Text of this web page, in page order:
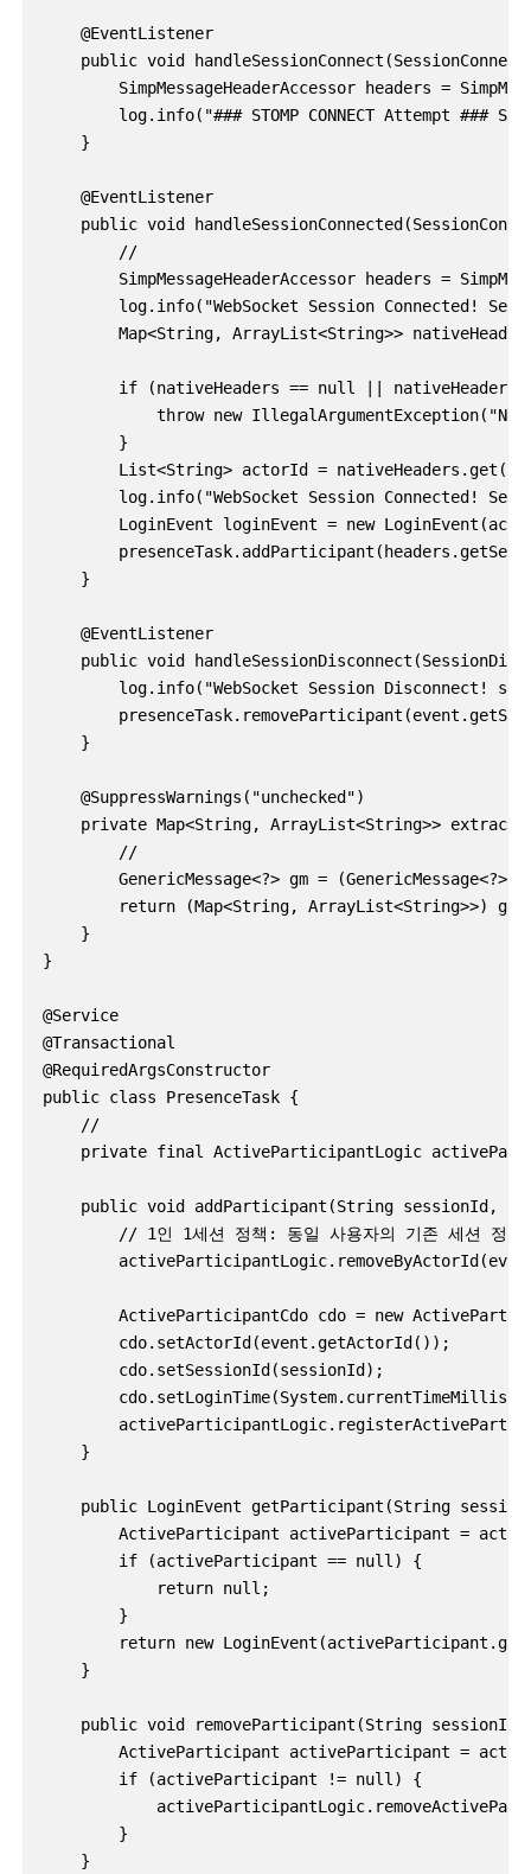
    @EventListener
public void
SimpMessageHeaderAccessor headers =
log.info("### STOMP CONNECT Attempt ###
    }
    @EventListener
public void
        //
SimpMessageHeaderAccessor headers =
log.info("WebSocket Session Connected!
Map<String, ArrayList<String>>
if (nativeHeaders == null ||
throw new
        }
List<String> actorId =
log.info("WebSocket Session Connected!
LoginEvent loginEvent = new
    }
    @EventListener
public void
log.info("WebSocket Session Disconnect!
    }
    @SuppressWarnings("unchecked")
private Map<String, ArrayList<String>>
        //
GenericMessage<?> gm =
return (Map<String, ArrayList<String>>)
    }
}
@Service
@Transactional
@RequiredArgsConstructor
public class PresenceTask {
    //
private final ActiveParticipantLogic
public void addParticipant(String sessionId,
// 1인 1세션 정책: 동일 사용자의 기존 세션 정보
ActiveParticipantCdo cdo = new
        cdo.setActorId(event.getActorId());
        cdo.setSessionId(sessionId);
    }
public LoginEvent getParticipant(String
ActiveParticipant activeParticipant =
        if (activeParticipant == null) {
            return null;
        }
return new
    }
public void removeParticipant(String sessionId)
ActiveParticipant activeParticipant =
        if (activeParticipant != null) {
        }
    }